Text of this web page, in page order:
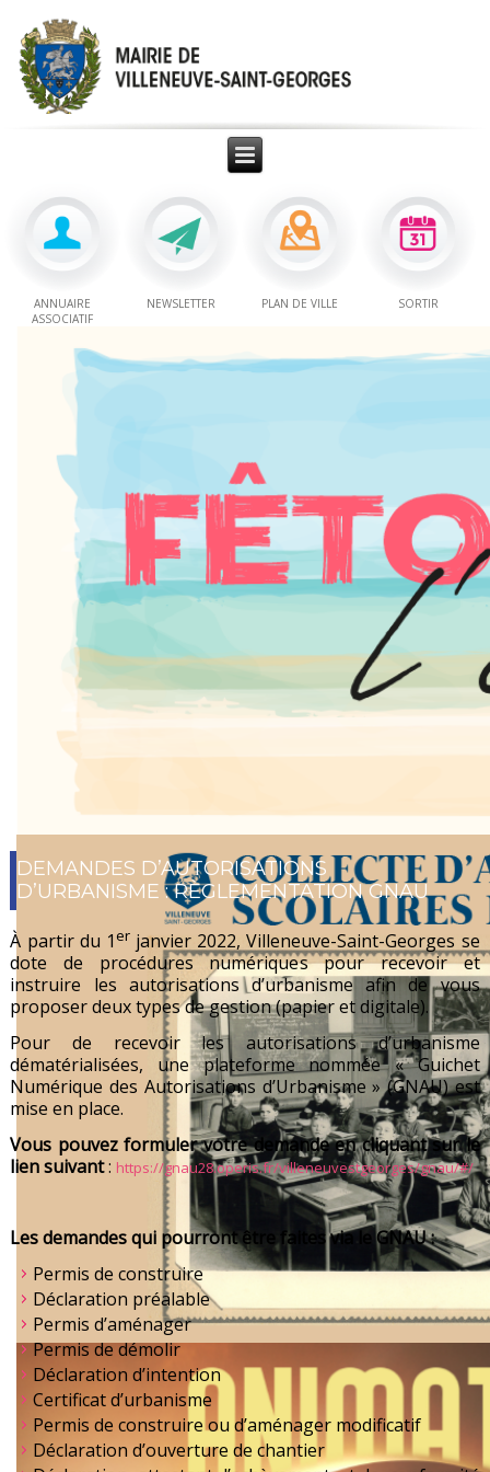
ANNUAIRE
ASSOCIATIF
NEWSLETTER PLAN DE VILLE SORTIR
Du 10 juillet au 29 août 2026
DEMANDES D’AUTORISATIONS
D’URBANISME : RÈGLEMENTATION GNAU
À partir du 1erjanvier 2022, Villeneuve-Saint-Georges se
dote de procédures numériques pour recevoir et
instruire les autorisations d’urbanisme afin de vous
proposer deux types de gestion (papier et digitale).
Pour de recevoir les autorisations d’urbanisme
dématérialisées, une plateforme nommée « Guichet
Numérique des Autorisations d’Urbanisme » (GNAU) est
mise en place.
Vous pouvez formuler votre demande en cliquant sur le
lien suivant: https://gnau28.operis.fr/villeneuvestgeorges/gnau/#/
Les demandes qui pourront être faites via le GNAU :
Permis de construire
Déclaration préalable
Permis d’aménager
Permis de démolir
Déclaration d’intention
Certificat d’urbanisme
Permis de construire ou d’aménager modificatif
Déclaration d’ouverture de chantier